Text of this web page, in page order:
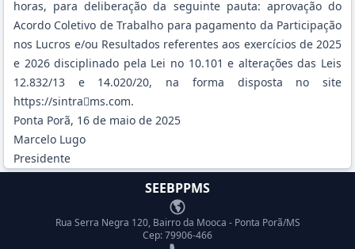
horas, para deliberação da seguinte pauta: aprovação do
Acordo Coletivo de Trabalho para pagamento da Participação
nos Lucros e/ou Resultados referentes aos exercícios de 2025
e 2026 disciplinado pela Lei no 10.101 e alterações das Leis
12.832/13 e 14.020/20, na forma disposta no site
https://sintra􏰀ms.com.
Ponta Porã, 16 de maio de 2025
Marcelo Lugo
Presidente
SEEBPPMS
Endereço
Rua Serra Negra 120, Bairro da Mooca - Ponta Porã/MS
Cep: 79906-466